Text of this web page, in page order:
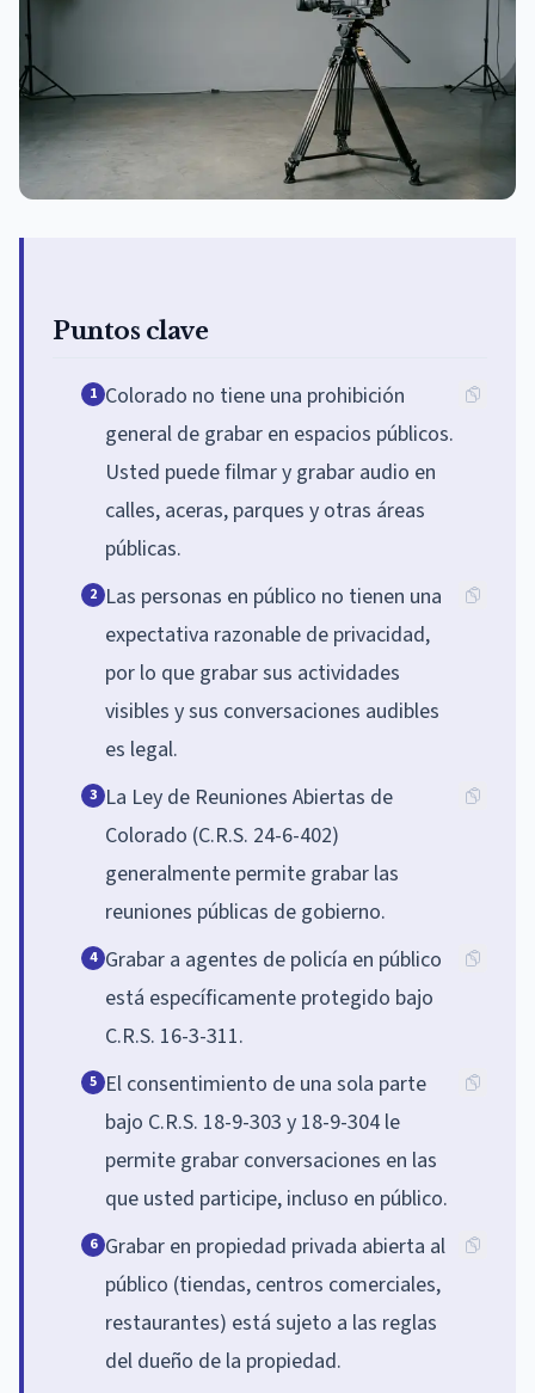
Puntos clave
1 Colorado no tiene una prohibición
general de grabar en espacios públicos.
Usted puede filmar y grabar audio en
calles, aceras, parques y otras áreas
públicas.
2 Las personas en público no tienen una
expectativa razonable de privacidad,
por lo que grabar sus actividades
visibles y sus conversaciones audibles
es legal.
3 La Ley de Reuniones Abiertas de
Colorado (C.R.S. 24-6-402)
generalmente permite grabar las
reuniones públicas de gobierno.
4 Grabar a agentes de policía en público
está específicamente protegido bajo
C.R.S. 16-3-311.
5 El consentimiento de una sola parte
bajo C.R.S. 18-9-303 y 18-9-304 le
permite grabar conversaciones en las
que usted participe, incluso en público.
6 Grabar en propiedad privada abierta al
público (tiendas, centros comerciales,
restaurantes) está sujeto a las reglas
del dueño de la propiedad.